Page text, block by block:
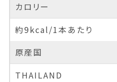
カロリー
約9kcal/1本あたり
原産国
THAILAND